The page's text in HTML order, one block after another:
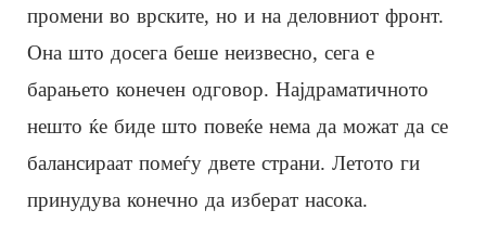
промени во врските, но и на деловниот фронт.
Она што досега беше неизвесно, сега е
барањето конечен одговор. Најдраматичното
нешто ќе биде што повеќе нема да можат да се
балансираат помеѓу двете страни. Летото ги
принудува конечно да изберат насока.